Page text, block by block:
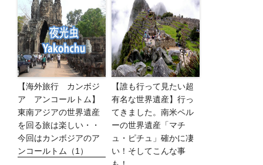
【海外旅行 カンボジ
ア アンコールトム】
東南アジアの世界遺産
を回る旅は楽しい・・
今回はカンボジアのア
ンコールトム（1）
【誰も行って見たい超
有名な世界遺産】行っ
てきました。南米ペル
ーの世界遺産「マチ
ュ・ピチュ」確かに凄
い！そしてこんな事